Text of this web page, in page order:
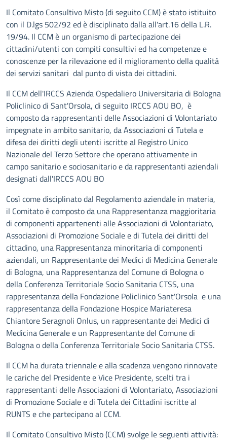
Il Comitato Consultivo Misto (di seguito CCM) è stato istituito
con il D.lgs 502/92 ed è disciplinato dalla all'art.16 della L.R.
19/94. Il CCM è un organismo di partecipazione dei
cittadini/utenti con compiti consultivi ed ha competenze e
conoscenze per la rilevazione ed il miglioramento della qualità
dei servizi sanitari dal punto di vista dei cittadini.
Il CCM dell'IRCCS Azienda Ospedaliero Universitaria di Bologna
Policlinico di Sant'Orsola, di seguito IRCCS AOU BO, è
composto da rappresentanti delle Associazioni di Volontariato
impegnate in ambito sanitario, da Associazioni di Tutela e
difesa dei diritti degli utenti iscritte al Registro Unico
Nazionale del Terzo Settore che operano attivamente in
campo sanitario e sociosanitario e da rappresentanti aziendali
designati dall'IRCCS AOU BO
Così come disciplinato dal Regolamento aziendale in materia,
il Comitato è composto da una Rappresentanza maggioritaria
di componenti appartenenti alle Associazioni di Volontariato,
Associazioni di Promozione Sociale e di Tutela dei diritti del
cittadino, una Rappresentanza minoritaria di componenti
aziendali, un Rappresentante dei Medici di Medicina Generale
di Bologna, una Rappresentanza del Comune di Bologna o
della Conferenza Territoriale Socio Sanitaria CTSS, una
rappresentanza della Fondazione Policlinico Sant'Orsola e una
rappresentanza della Fondazione Hospice Mariateresa
Chiantore Seragnoli Onlus, un rappresentante dei Medici di
Medicina Generale e un Rappresentante del Comune di
Bologna o della Conferenza Territoriale Socio Sanitaria CTSS.
Il CCM ha durata triennale e alla scadenza vengono rinnovate
le cariche del Presidente e Vice Presidente, scelti tra i
rappresentanti delle Associazioni di Volontariato, Associazioni
di Promozione Sociale e di Tutela dei Cittadini iscritte al
RUNTS e che partecipano al CCM.
Il Comitato Consultivo Misto (CCM) svolge le seguenti attività: